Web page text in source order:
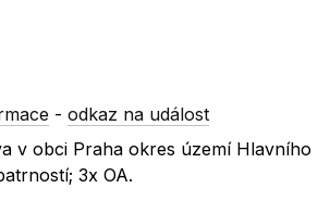
-odkaz na událost
v obci Praha okres území Hlavního
3x OA.